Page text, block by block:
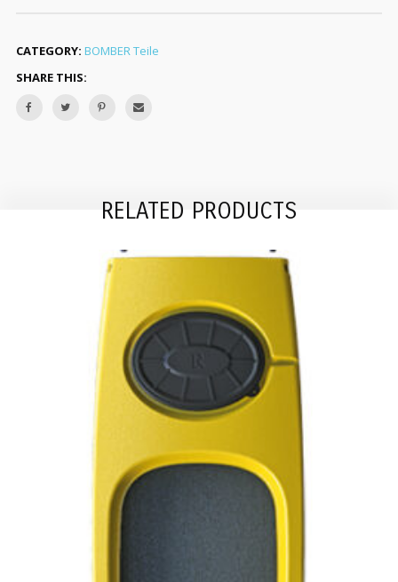
CATEGORY: BOMBER Teile
SHARE THIS:
RELATED PRODUCTS